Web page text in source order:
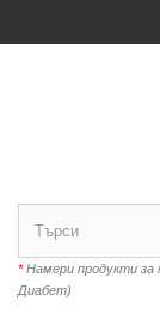
*Намери продукти за
Диабет)